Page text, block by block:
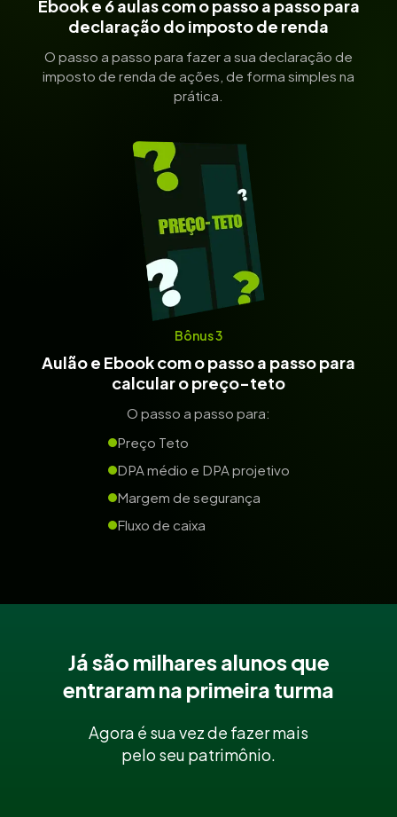
Ebook e 6 aulas com o passo a passo para
declaração do imposto de renda
O passo a passo para fazer a sua declaração de
imposto de renda de ações, de forma simples na
prática.
Bônus 3
Aulão e Ebook com o passo a passo para
calcular o preço-teto
O passo a passo para:
Preço Teto
DPA médio e DPA projetivo
Margem de segurança
Fluxo de caixa
Já são milhares alunos que
entraram na primeira turma
Agora é sua vez de fazer mais
pelo seu patrimônio.